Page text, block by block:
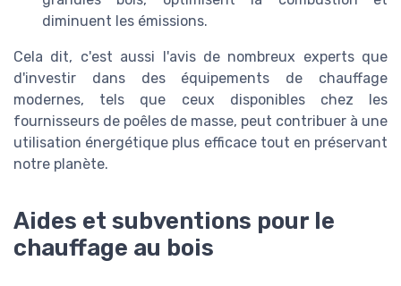
diminuent les émissions.
Cela dit, c'est aussi l'avis de nombreux experts que
d'investir dans des équipements de chauffage
modernes, tels que ceux disponibles chez les
fournisseurs de poêles de masse, peut contribuer à une
utilisation énergétique plus efficace tout en préservant
notre planète.
Aides et subventions pour le
chauffage au bois